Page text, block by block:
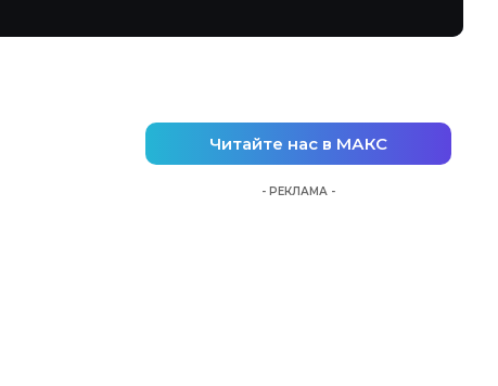
Читайте нас в МАКС
- РЕКЛАМА -